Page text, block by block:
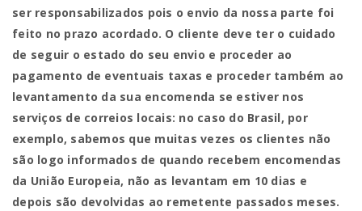
ser responsabilizados pois o envio da nossa parte foi
feito no prazo acordado. O cliente deve ter o cuidado
de seguir o estado do seu envio e proceder ao
pagamento de eventuais taxas e proceder também ao
levantamento da sua encomenda se estiver nos
serviços de correios locais: no caso do Brasil, por
exemplo, sabemos que muitas vezes os clientes não
são logo informados de quando recebem encomendas
da União Europeia, não as levantam em 10 dias e
depois são devolvidas ao remetente passados meses.